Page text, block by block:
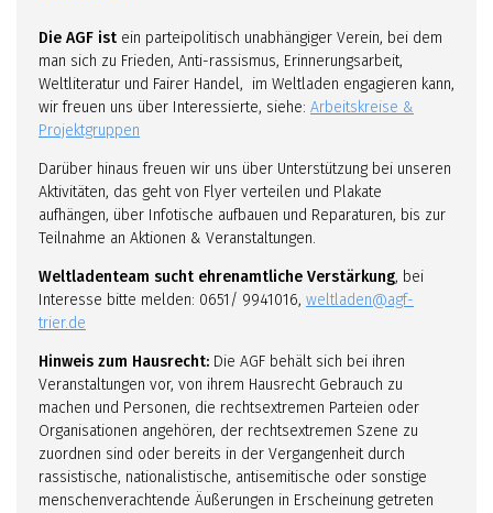
Die AGF ist ein parteipolitisch unabhängiger Verein, bei dem
man sich zu Frieden, Anti-rassismus, Erinnerungsarbeit,
Weltliteratur und Fairer Handel, im Weltladen engagieren kann,
wir freuen uns über Interessierte, siehe: Arbeitskreise &
Projektgruppen
Darüber hinaus freuen wir uns über Unterstützung bei unseren
Aktivitäten, das geht von Flyer verteilen und Plakate
aufhängen, über Infotische aufbauen und Reparaturen, bis zur
Teilnahme an Aktionen & Veranstaltungen.
Weltladenteam sucht ehrenamtliche Verstärkung, bei
Interesse bitte melden: 0651/ 9941016, weltladen@agf-
trier.de
Hinweis zum Hausrecht: Die AGF behält sich bei ihren
Veranstaltungen vor, von ihrem Hausrecht Gebrauch zu
machen und Personen, die rechtsextremen Parteien oder
Organisationen angehören, der rechtsextremen Szene zu
zuordnen sind oder bereits in der Vergangenheit durch
rassistische, nationalistische, antisemitische oder sonstige
menschenverachtende Äußerungen in Erscheinung getreten